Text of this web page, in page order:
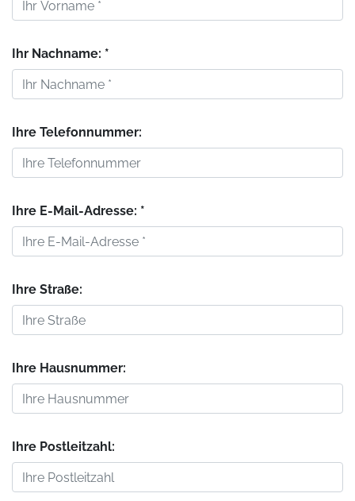
Ihr Nachname: *
Ihre Telefonnummer:
Ihre E-Mail-Adresse: *
Ihre Straße:
Ihre Hausnummer:
Ihre Postleitzahl: